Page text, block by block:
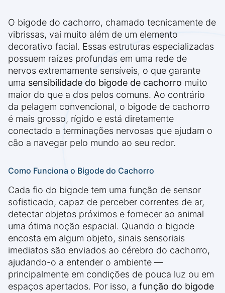
O bigode do cachorro, chamado tecnicamente de
vibrissas, vai muito além de um elemento
decorativo facial. Essas estruturas especializadas
possuem raízes profundas em uma rede de
nervos extremamente sensíveis, o que garante
uma sensibilidade do bigode de cachorro muito
maior do que a dos pelos comuns. Ao contrário
da pelagem convencional, o bigode de cachorro
é mais grosso, rígido e está diretamente
conectado a terminações nervosas que ajudam o
cão a navegar pelo mundo ao seu redor.
Como Funciona o Bigode do Cachorro
Cada fio do bigode tem uma função de sensor
sofisticado, capaz de perceber correntes de ar,
detectar objetos próximos e fornecer ao animal
uma ótima noção espacial. Quando o bigode
encosta em algum objeto, sinais sensoriais
imediatos são enviados ao cérebro do cachorro,
ajudando-o a entender o ambiente —
principalmente em condições de pouca luz ou em
espaços apertados. Por isso, a função do bigode